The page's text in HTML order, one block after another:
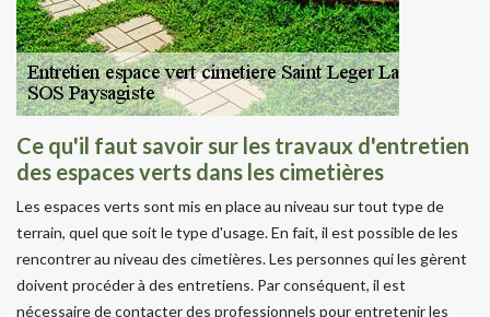
Ce qu'il faut savoir sur les travaux d'entretien
des espaces verts dans les cimetières
Les espaces verts sont mis en place au niveau sur tout type de
terrain, quel que soit le type d'usage. En fait, il est possible de les
rencontrer au niveau des cimetières. Les personnes qui les gèrent
doivent procéder à des entretiens. Par conséquent, il est
nécessaire de contacter des professionnels pour entretenir les